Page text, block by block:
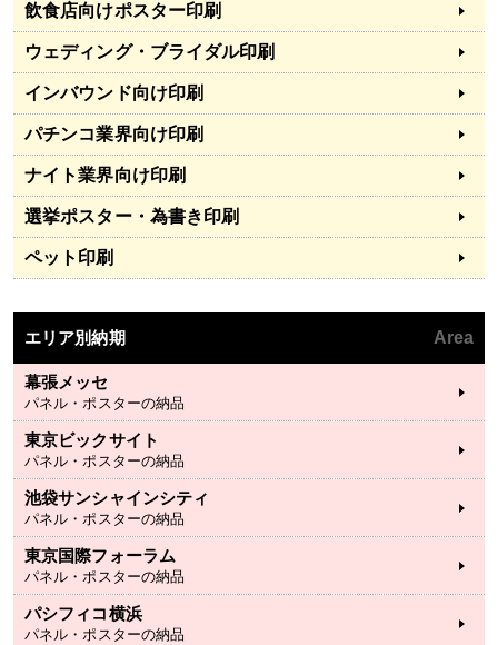
飲食店向けポスター印刷
ウェディング・ブライダル印刷
インバウンド向け印刷
パチンコ業界向け印刷
ナイト業界向け印刷
選挙ポスター・為書き印刷
ペット印刷
エリア別納期 Area
幕張メッセ
パネル・ポスターの納品
東京ビックサイト
パネル・ポスターの納品
池袋サンシャインシティ
パネル・ポスターの納品
東京国際フォーラム
パネル・ポスターの納品
パシフィコ横浜
パネル・ポスターの納品